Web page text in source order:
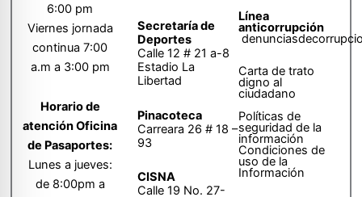
6:00 pm
Viernes jornada
continua 7:00
a.m a 3:00 pm
Horario de
atención Oficina
de Pasaportes:
Lunes a jueves:
de 8:00pm a
Secretaría de
Deportes
Calle 12 # 21 a-8
Estadio La
Libertad
Pinacoteca
Carreara 26 # 18 –
93
CISNA
Calle 19 No. 27-
Línea
anticorrupción
Carta de trato
digno al
ciudadano
Políticas de
seguridad de la
información
Condiciones de
uso de la
Información